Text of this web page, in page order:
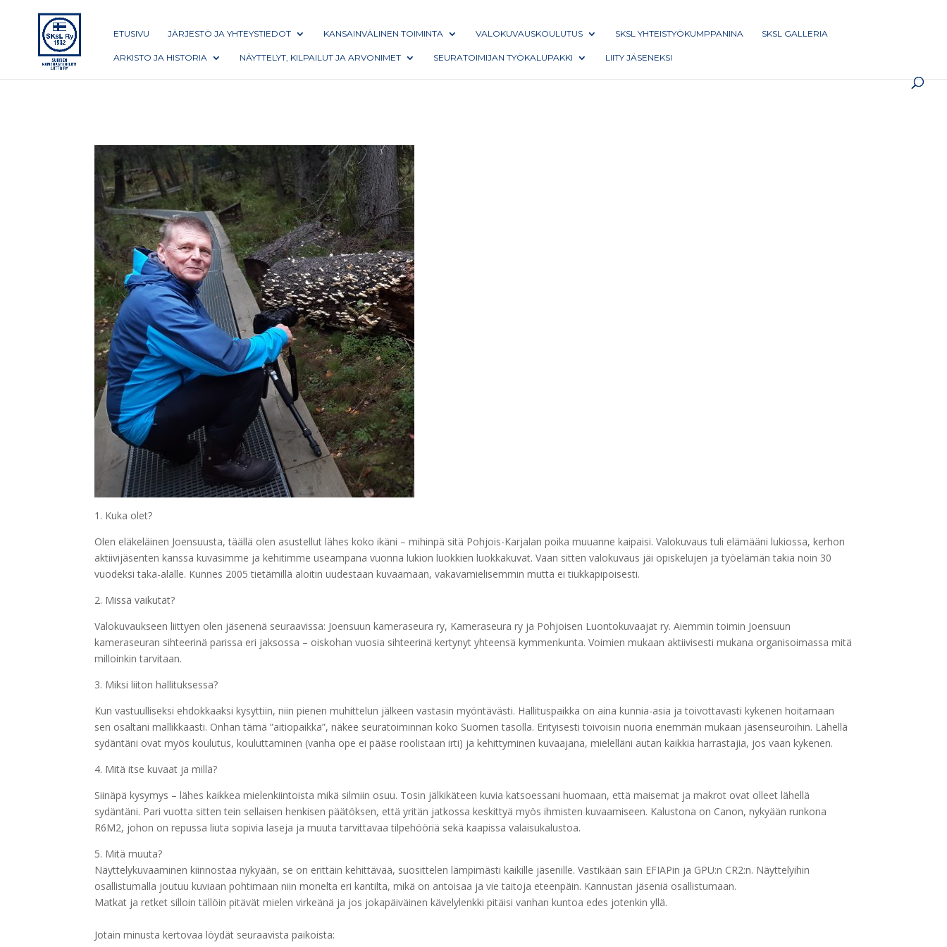
ETUSIVU JÄRJESTÖ JA YHTEYSTIEDOT KANSAINVÄLINEN TOIMINTA VALOKUVAUSKOULUTUS SKSL YHTEISTYÖKUMPPANINA SKSL GALLERIA
ARKISTO JA HISTORIA NÄYTTELYT, KILPAILUT JA ARVONIMET SEURATOIMIJAN TYÖKALUPAKKI LIITY JÄSENEKSI
1. Kuka olet?
Olen eläkeläinen Joensuusta, täällä olen asustellut lähes koko ikäni – mihinpä sitä Pohjois-Karjalan poika muuanne kaipaisi. Valokuvaus tuli elämääni lukiossa, kerhon
aktiivijäsenten kanssa kuvasimme ja kehitimme useampana vuonna lukion luokkien luokkakuvat. Vaan sitten valokuvaus jäi opiskelujen ja työelämän takia noin 30
vuodeksi taka-alalle. Kunnes 2005 tietämillä aloitin uudestaan kuvaamaan, vakavamielisemmin mutta ei tiukkapipoisesti.
2. Missä vaikutat?
Valokuvaukseen liittyen olen jäsenenä seuraavissa: Joensuun kameraseura ry, Kameraseura ry ja Pohjoisen Luontokuvaajat ry. Aiemmin toimin Joensuun
kameraseuran sihteerinä parissa eri jaksossa – oiskohan vuosia sihteerinä kertynyt yhteensä kymmenkunta. Voimien mukaan aktiivisesti mukana organisoimassa mitä
milloinkin tarvitaan.
3. Miksi liiton hallituksessa?
Kun vastuulliseksi ehdokkaaksi kysyttiin, niin pienen muhittelun jälkeen vastasin myöntävästi. Hallituspaikka on aina kunnia-asia ja toivottavasti kykenen hoitamaan
sen osaltani mallikkaasti. Onhan tämä ”aitiopaikka”, näkee seuratoiminnan koko Suomen tasolla. Erityisesti toivoisin nuoria enemmän mukaan jäsenseuroihin. Lähellä
sydäntäni ovat myös koulutus, kouluttaminen (vanha ope ei pääse roolistaan irti) ja kehittyminen kuvaajana, mielelläni autan kaikkia harrastajia, jos vaan kykenen.
4. Mitä itse kuvaat ja millä?
Siinäpä kysymys – lähes kaikkea mielenkiintoista mikä silmiin osuu. Tosin jälkikäteen kuvia katsoessani huomaan, että maisemat ja makrot ovat olleet lähellä
sydäntäni. Pari vuotta sitten tein sellaisen henkisen päätöksen, että yritän jatkossa keskittyä myös ihmisten kuvaamiseen. Kalustona on Canon, nykyään runkona
R6M2, johon on repussa liuta sopivia laseja ja muuta tarvittavaa tilpehööriä sekä kaapissa valaisukalustoa.
5. Mitä muuta?
Näyttelykuvaaminen kiinnostaa nykyään, se on erittäin kehittävää, suosittelen lämpimästi kaikille jäsenille. Vastikään sain EFIAPin ja GPU:n CR2:n. Näyttelyihin
osallistumalla joutuu kuviaan pohtimaan niin monelta eri kantilta, mikä on antoisaa ja vie taitoja eteenpäin. Kannustan jäseniä osallistumaan.
Matkat ja retket silloin tällöin pitävät mielen virkeänä ja jos jokapäiväinen kävelylenkki pitäisi vanhan kuntoa edes jotenkin yllä.
Jotain minusta kertovaa löydät seuraavista paikoista: